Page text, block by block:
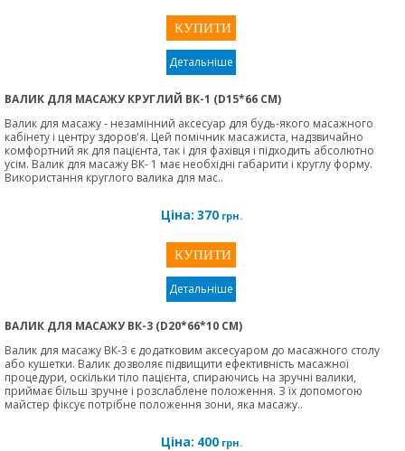
Детальніше
ВАЛИК ДЛЯ МАСАЖУ КРУГЛИЙ ВК-1 (D15*66 СМ)
Валик для масажу - незамінний аксесуар для будь-якого масажного
кабінету і центру здоров'я. Цей помічник масажиста, надзвичайно
комфортний як для пацієнта, так і для фахівця і підходить абсолютно
усім. Валик для масажу ВК- 1 має необхідні габарити і круглу форму.
Використання круглого валика для мас..
Ціна: 370грн.
Детальніше
ВАЛИК ДЛЯ МАСАЖУ ВК-3 (D20*66*10 СМ)
Валик для масажу ВК-3 є додатковим аксесуаром до масажного столу
або кушетки. Валик дозволяє підвищити ефективність масажної
процедури, оскільки тіло пацієнта, спираючись на зручні валики,
приймає більш зручне і розслаблене положення. З їх допомогою
майстер фіксує потрібне положення зони, яка масажу..
Ціна: 400грн.